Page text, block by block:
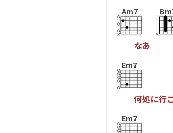
Am7
なあ
Em7
何処に行こ
Em7